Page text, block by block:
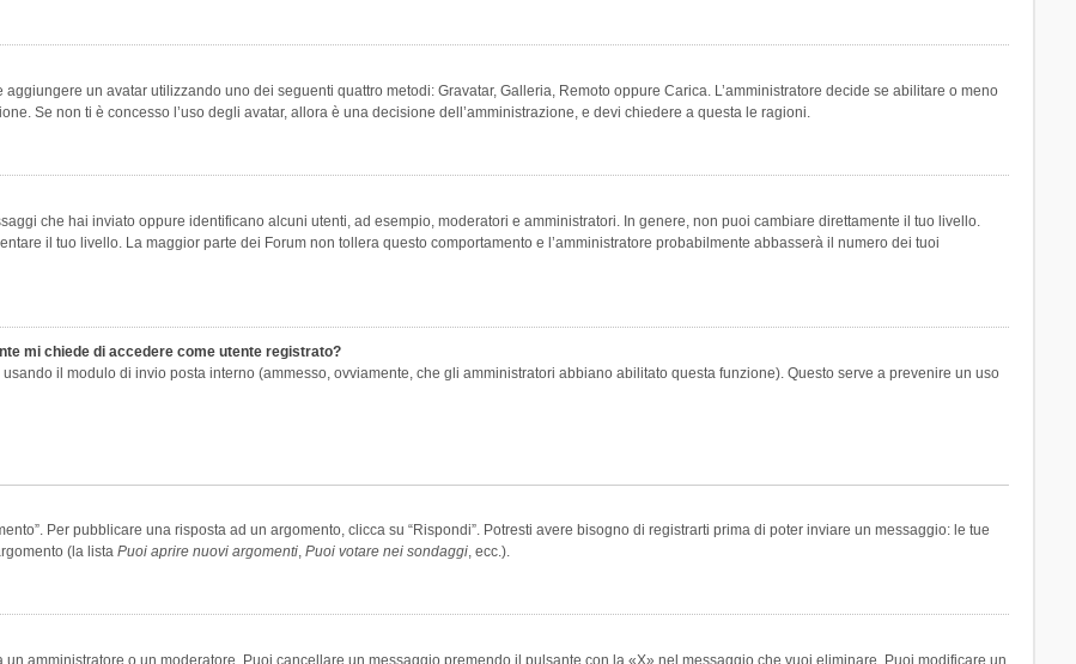
un avatar utilizzando uno dei seguenti quattro metodi: Gravatar, Galleria, Remoto oppure Carica. L’amministratore decide se abilitare o meno
Se non ti è concesso l’uso degli avatar, allora è una decisione dell’amministrazione, e devi chiedere a questa le ragioni.
che hai inviato oppure identificano alcuni utenti, ad esempio, moderatori e amministratori. In genere, non puoi cambiare direttamente il tuo livello.
il tuo livello. La maggior parte dei Forum non tollera questo comportamento e l’amministratore probabilmente abbasserà il numero dei tuoi
mi chiede di accedere come utente registrato?
il modulo di invio posta interno (ammesso, ovviamente, che gli amministratori abbiano abilitato questa funzione). Questo serve a prevenire un uso
Per pubblicare una risposta ad un argomento, clicca su “Rispondi”. Potresti avere bisogno di registrarti prima di poter inviare un messaggio: le tue
(la lista Puoi aprire nuovi argomenti, Puoi votare nei sondaggi, ecc.).
amministratore o un moderatore. Puoi cancellare un messaggio premendo il pulsante con la «X» nel messaggio che vuoi eliminare. Puoi modificare un